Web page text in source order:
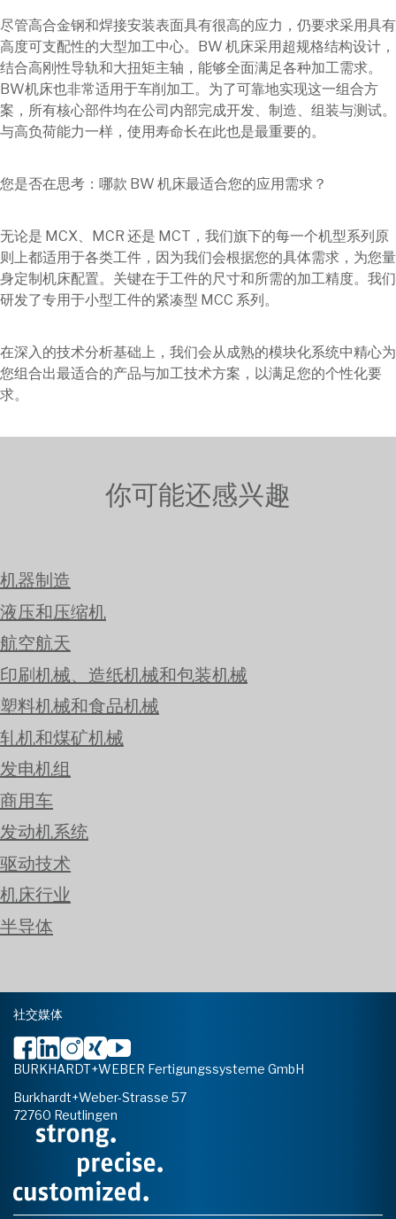
尽管高合金钢和焊接安装表面具有很高的应力，仍要求采用具有
高度可支配性的大型加工中心。BW 机床采用超规格结构设计，
结合高刚性导轨和大扭矩主轴，能够全面满足各种加工需求。
BW机床也非常适用于车削加工。为了可靠地实现这一组合方
案，所有核心部件均在公司内部完成开发、制造、组装与测试。
与高负荷能力一样，使用寿命长在此也是最重要的。
您是否在思考：哪款 BW 机床最适合您的应用需求？
无论是 MCX、MCR 还是 MCT，我们旗下的每一个机型系列原
则上都适用于各类工件，因为我们会根据您的具体需求，为您量
身定制机床配置。关键在于工件的尺寸和所需的加工精度。我们
研发了专用于小型工件的紧凑型 MCC 系列。
在深入的技术分析基础上，我们会从成熟的模块化系统中精心为
您组合出最适合的产品与加工技术方案，以满足您的个性化要
求。
你可能还感兴趣
机器制造
液压和压缩机
航空航天
印刷机械、造纸机械和包装机械
塑料机械和食品机械
轧机和煤矿机械
发电机组
商用车
发动机系统
驱动技术
机床行业
半导体
社交媒体
BURKHARDT+WEBER Fertigungssysteme GmbH
Burkhardt+Weber-Strasse 57
72760 Reutlingen